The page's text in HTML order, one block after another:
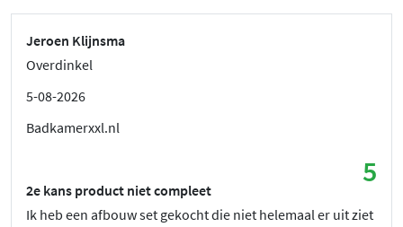
Jeroen Klijnsma
Overdinkel
5-08-2026
Badkamerxxl.nl
5
2e kans product niet compleet
Ik heb een afbouw set gekocht die niet helemaal er uit ziet